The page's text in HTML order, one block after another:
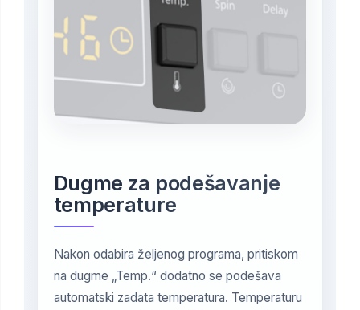
Dugme za podešavanje
temperature
Nakon odabira željenog programa, pritiskom
na dugme „Temp.“ dodatno se podešava
automatski zadata temperatura. Temperaturu